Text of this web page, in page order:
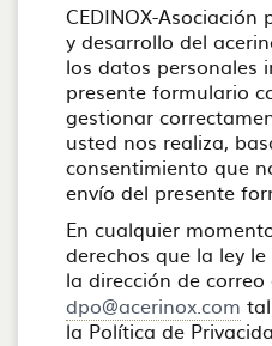
CEDINOX-
y desarrollo del
los datos personales
presente formulario
gestionar
usted nos realiza,
consentimiento que
envío del presente
En cualquier
derechos que la ley
la dirección de correo
dpo@acerinox.com
la Política de